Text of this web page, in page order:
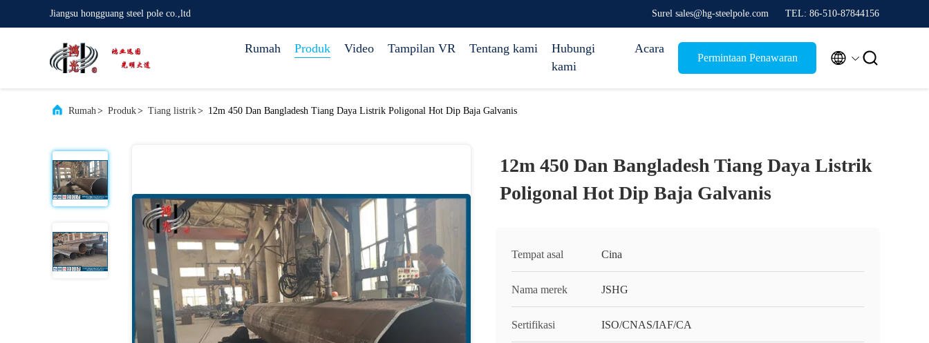
Jiangsu hongguang steel pole co.,ltd Surel sales@hg-steelpole.com TEL: 86-510-87844156
Rumah Produk Video Tampilan VR Tentang kami
Hubungi
kami
Acara
Permintaan Penawaran  
Rumah> Produk> Tiang listrik> 12m 450 Dan Bangladesh Tiang Daya Listrik Poligonal Hot Dip Baja Galvanis
12m 450 Dan Bangladesh Tiang Daya Listrik
Poligonal Hot Dip Baja Galvanis
Tempat asal Cina
Nama merek JSHG
Sertifikasi ISO/CNAS/IAF/CA